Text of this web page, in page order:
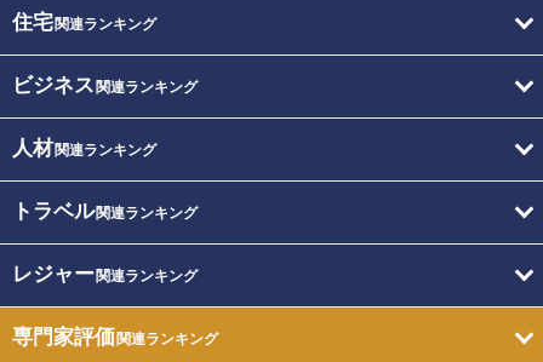
住宅関連ランキング
ビジネス 関連ランキング
人材関連ランキング
トラベル関連ランキング
レジャー関連ランキング
専門家評価関連ランキング